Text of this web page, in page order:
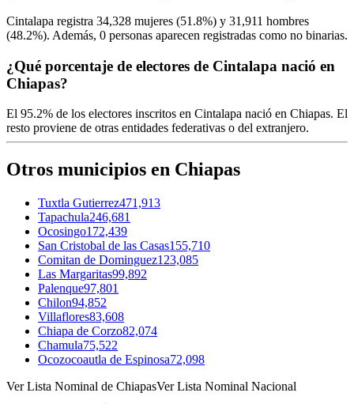
Cintalapa registra 34,328 mujeres (51.8%) y 31,911 hombres
(48.2%). Además, 0 personas aparecen registradas como no binarias.
¿Qué porcentaje de electores de Cintalapa nació en
Chiapas?
El 95.2% de los electores inscritos en Cintalapa nació en Chiapas. El
resto proviene de otras entidades federativas o del extranjero.
Otros municipios en Chiapas
Tuxtla Gutierrez471,913
Tapachula246,681
Ocosingo172,439
San Cristobal de las Casas155,710
Comitan de Dominguez123,085
Las Margaritas99,892
Palenque97,801
Chilon94,852
Villaflores83,608
Chiapa de Corzo82,074
Chamula75,522
Ocozocoautla de Espinosa72,098
Ver Lista Nominal de ChiapasVer Lista Nominal Nacional